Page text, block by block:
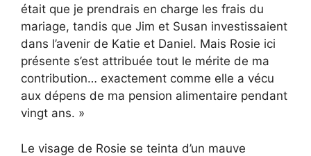
était que je prendrais en charge les frais du
mariage, tandis que Jim et Susan investissaient
dans l’avenir de Katie et Daniel. Mais Rosie ici
présente s’est attribuée tout le mérite de ma
contribution… exactement comme elle a vécu
aux dépens de ma pension alimentaire pendant
vingt ans. »
Le visage de Rosie se teinta d’un mauve